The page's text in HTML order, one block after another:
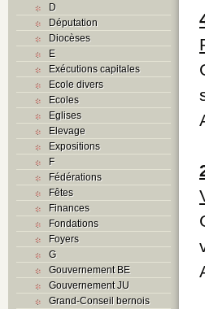
D
Députation
Diocèses
E
Exécutions capitales
Ecole divers
Ecoles
Eglises
Elevage
Expositions
F
Fédérations
Fêtes
Finances
Fondations
Foyers
G
Gouvernement BE
Gouvernement JU
Grand-Conseil bernois